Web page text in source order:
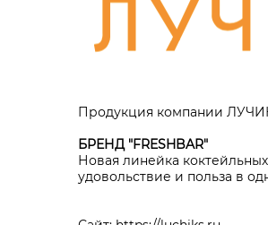
Продукция компании
БРЕНД "FRESHBAR"
Новая линейка
удовольствие и польза в